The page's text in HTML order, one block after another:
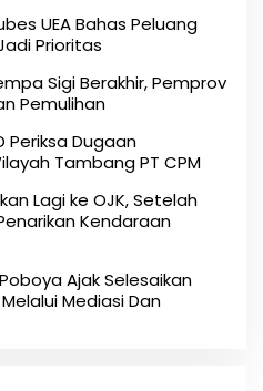
UEA Bahas Peluang
Prioritas
Sigi Berakhir, Pemprov
Pemulihan
Periksa Dugaan
Tambang PT CPM
Lagi ke OJK, Setelah
Kendaraan
Ajak Selesaikan
Mediasi Dan